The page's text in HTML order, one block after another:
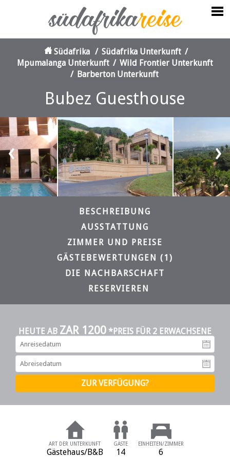
Südafrika / Südafrika Unterkunft /
Mpumalanga Unterkunft / Wild Frontier Unterkunft
/ Barberton Unterkunft
Bubez Guesthouse
‹ ›
BESCHREIBUNG
AUSSTATTUNG
ZIMMER UND PREISE
GÄSTEBEWERTUNGEN (1)
DIE NACHBARSCHAFT
RESERVIEREN
HEUTE AB ZAR 1200 *PREIS FÜR 2 ERWACHSENE
ART DER UNTERKUNFT
Gästehaus/B&B
GÄSTE
14
EINHEITEN/ZIMMER
6